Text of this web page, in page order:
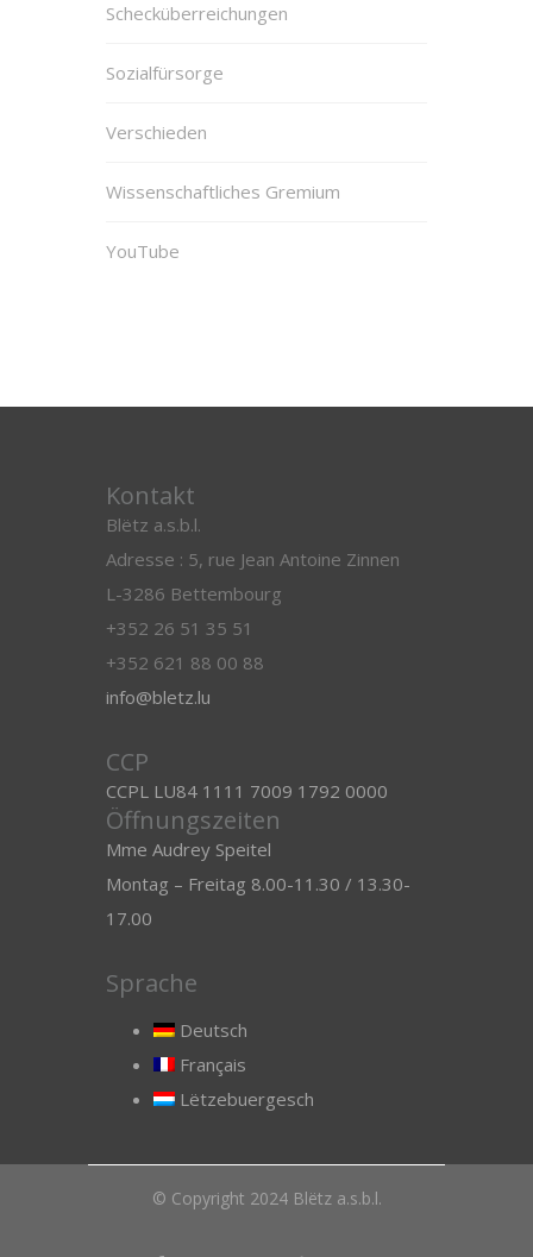
Schecküberreichungen
Sozialfürsorge
Verschieden
Wissenschaftliches Gremium
YouTube
Kontakt
Blëtz a.s.b.l.
Adresse : 5, rue Jean Antoine Zinnen
L-3286 Bettembourg
+352 26 51 35 51
+352 621 88 00 88
info@bletz.lu
CCP
CCPL LU84 1111 7009 1792 0000
Öffnungszeiten
Mme Audrey Speitel
Montag – Freitag 8.00-11.30 / 13.30-
17.00
Sprache
Deutsch
Français
Lëtzebuergesch
© Copyright 2024 Blëtz a.s.b.l.